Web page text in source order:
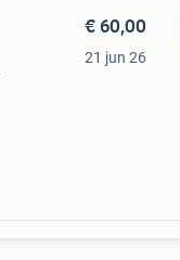
€ 60,00
21 jun 26